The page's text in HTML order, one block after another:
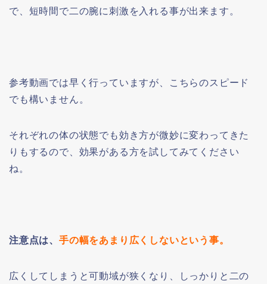
で、短時間で二の腕に刺激を入れる事が出来ます。
参考動画では早く行っていますが、こちらのスピード
でも構いません。
それぞれの体の状態でも効き方が微妙に変わってきた
りもするので、効果がある方を試してみてください
ね。
注意点は、 手の幅をあまり広くしないという事。
広くしてしまうと可動域が狭くなり、しっかりと二の